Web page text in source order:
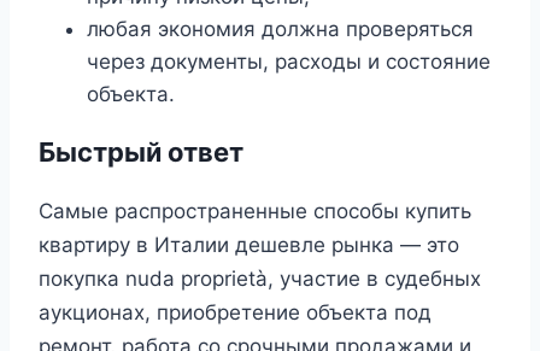
любая экономия должна проверяться
через документы, расходы и состояние
объекта.
Быстрый ответ
Самые распространенные способы купить
квартиру в Италии дешевле рынка — это
покупка nuda proprietà, участие в судебных
аукционах, приобретение объекта под